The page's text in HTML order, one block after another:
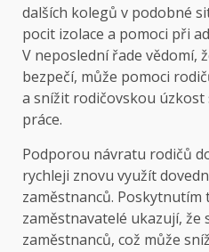
dalších kolegů v podobné
pocit izolace a pomoci při
V neposlední řade vědomí,
bezpečí, může pomoci
a snížit rodičovskou
práce.
Podporou návratu rodičů
rychleji znovu využít
zaměstnanců.
zaměstnavatelé ukazují, že
zaměstnanců, což může